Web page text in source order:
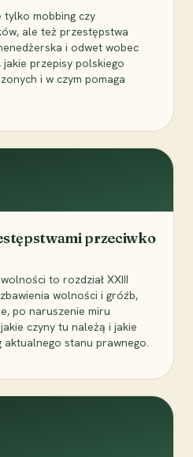
tylko mobbing czy
ale też przestępstwa
i odwet wobec
jakie przepisy polskiego
i w czym pomaga
przeciwko
to rozdział XXIII
wolności i gróźb,
po naruszenie miru
czyny tu należą i jakie
aktualnego stanu prawnego.